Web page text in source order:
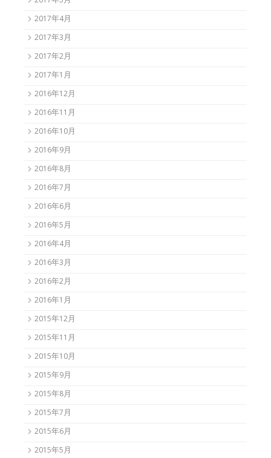
2017年4月
2017年3月
2017年2月
2017年1月
2016年12月
2016年11月
2016年10月
2016年9月
2016年8月
2016年7月
2016年6月
2016年5月
2016年4月
2016年3月
2016年2月
2016年1月
2015年12月
2015年11月
2015年10月
2015年9月
2015年8月
2015年7月
2015年6月
2015年5月